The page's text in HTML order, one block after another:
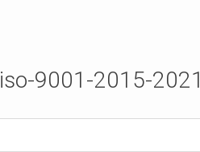
iso-9001-2015-2021